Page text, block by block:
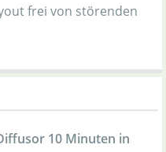
frei von störenden
10 Minuten in